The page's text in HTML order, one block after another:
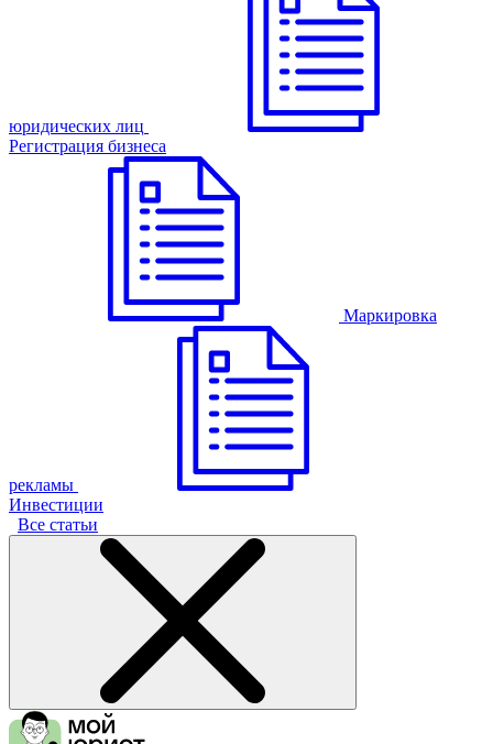
юридических лиц
Регистрация бизнеса
Маркировка
рекламы
Инвестиции
Все статьи